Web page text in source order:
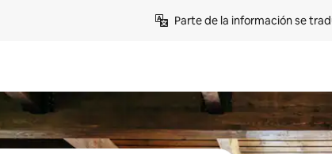
Parte de la información se